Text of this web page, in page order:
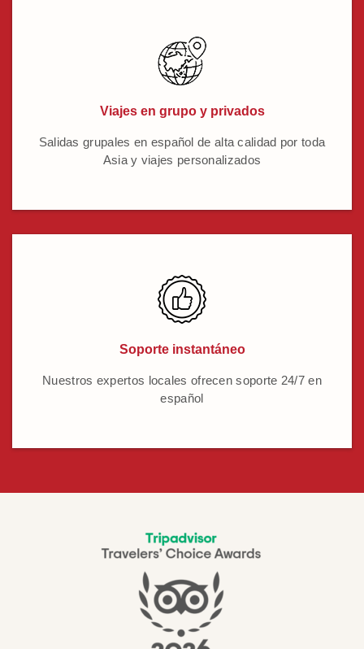
Viajes en grupo y privados
Salidas grupales en español de alta calidad por toda
Asia y viajes personalizados
Soporte instantáneo
Nuestros expertos locales ofrecen soporte 24/7 en
español